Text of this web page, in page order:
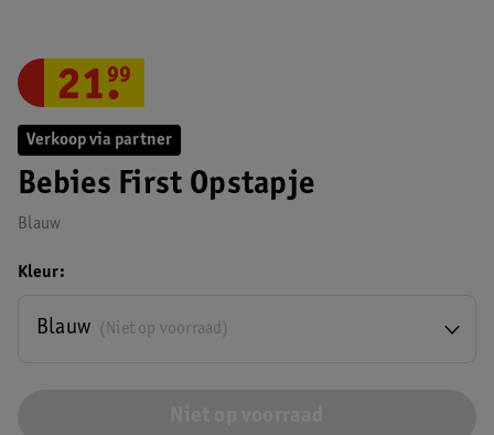
Verkoop via partner
Bebies First Opstapje
Blauw
21.
99
Kleur
(Niet op voorraad)
Blauw